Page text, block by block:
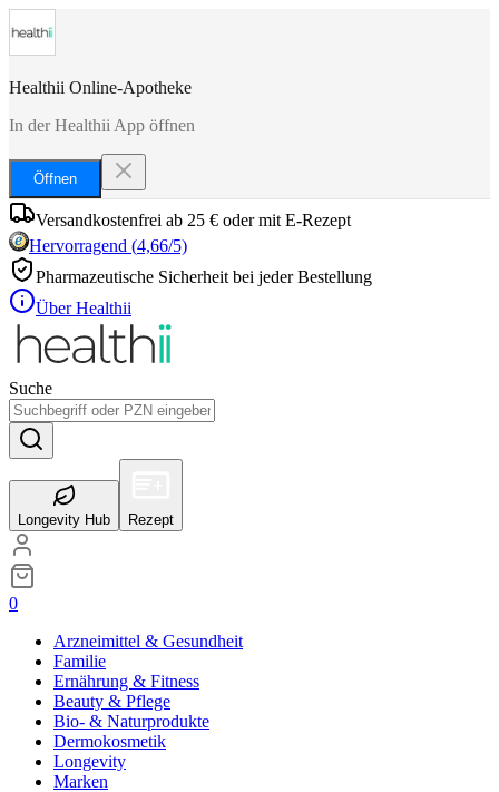
Healthii Online-Apotheke
In der Healthii App öffnen
Öffnen
Versandkostenfrei ab 25 € oder mit E-Rezept
Hervorragend (4,66/5)
Pharmazeutische Sicherheit bei jeder Bestellung
Über Healthii
Suche
Longevity Hub Rezept
0
Arzneimittel & Gesundheit
Familie
Ernährung & Fitness
Beauty & Pflege
Bio- & Naturprodukte
Dermokosmetik
Longevity
Marken